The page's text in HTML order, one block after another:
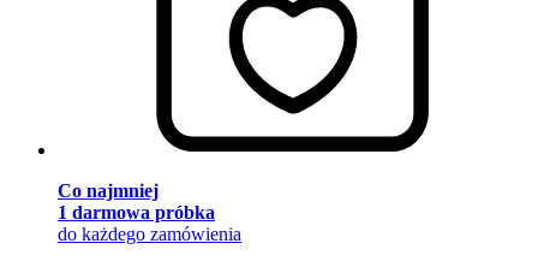
Co najmniej
1 darmowa próbka
do każdego zamówienia